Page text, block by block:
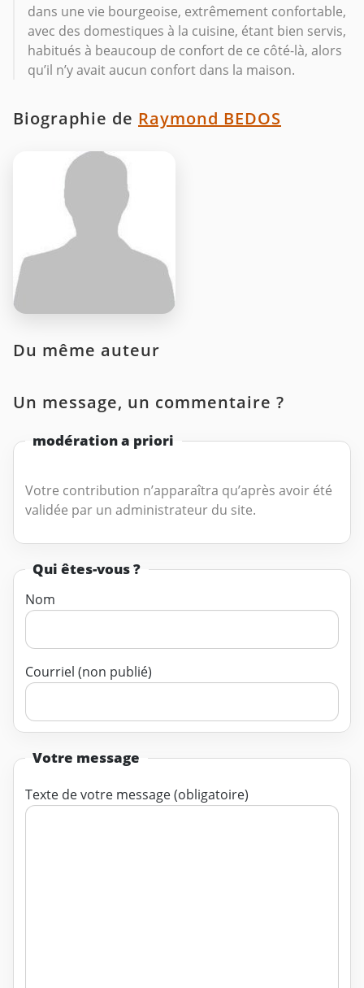
dans une vie bourgeoise, extrêmement confortable,
avec des domestiques à la cuisine, étant bien servis,
habitués à beaucoup de confort de ce côté-là, alors
qu’il n’y avait aucun confort dans la maison.
Biographie de Raymond BEDOS
Du même auteur
Un message, un commentaire ?
modération a priori
Votre contribution n’apparaîtra qu’après avoir été
validée par un administrateur du site.
Qui êtes-vous ?
Nom
Courriel (non publié)
Votre message
Texte de votre message (obligatoire)